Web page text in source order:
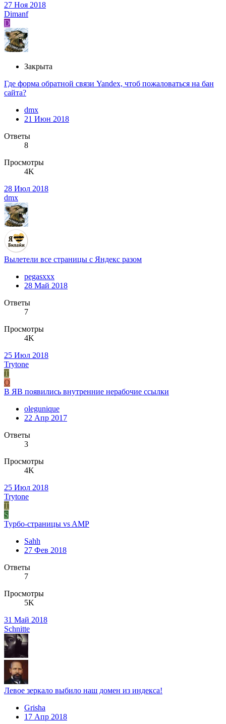
27 Ноя 2018
Dimanf
D
Закрыта
Где форма обратной связи Yandex, чтоб пожаловаться на бан
сайта?
dmx
21 Июн 2018
Ответы
8
Просмотры
4K
28 Июл 2018
dmx
Вылетели все страницы с Яндекс разом
pegasxxx
28 Май 2018
Ответы
7
Просмотры
4K
25 Июл 2018
Trytone
T
O
В ЯВ появились внутренние нерабочие ссылки
olegunique
22 Апр 2017
Ответы
3
Просмотры
4K
25 Июл 2018
Trytone
T
S
Турбо-страницы vs AMP
Sahh
27 Фев 2018
Ответы
7
Просмотры
5K
31 Май 2018
Schnitte
Левое зеркало выбило наш домен из индекса!
Grisha
17 Апр 2018